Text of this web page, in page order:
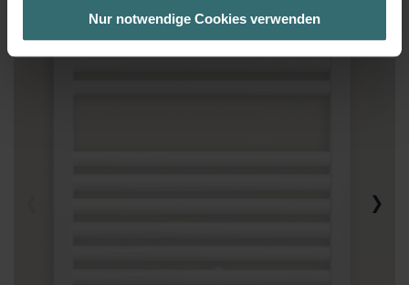
bestmögliche Nutzererfahrung zu ermöglichen und Ihnen
Nur notwendige Cookies verwenden